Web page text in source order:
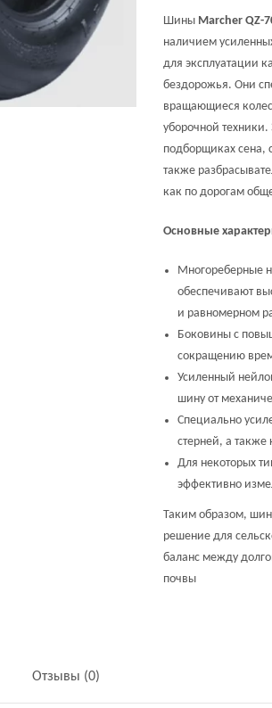
Шины Marcher QZ-
наличием
для эксплуатации
бездорожья. Они
вращающиеся
уборочной
подборщиках сена,
также
как по дорогам
Основные
Многореберные
обеспечивают
и равномерном
Боковины с
сокращению
Усиленный
шину от
Специально
стерней, а также
Для некоторых
эффективно
Таким образом,
решение для
баланс между
почвы
Отзывы (0)